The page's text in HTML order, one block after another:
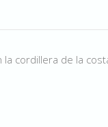
cordillera de la